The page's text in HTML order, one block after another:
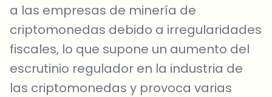
a las empresas de minería de
criptomonedas debido a irregularidades
fiscales, lo que supone un aumento del
escrutinio regulador en la industria de
las criptomonedas y provoca varias